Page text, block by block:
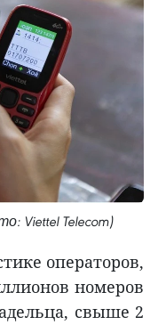
Viettel Telecom)
операторов,
номеров
свыше 2